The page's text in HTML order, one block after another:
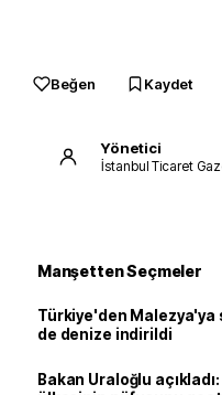
Beğen Kaydet
Yönetici
İstanbul Ticaret
Manşetten Seçmeler
Türkiye'den Malezya'ya
de denize indirildi
Bakan Uraloğlu